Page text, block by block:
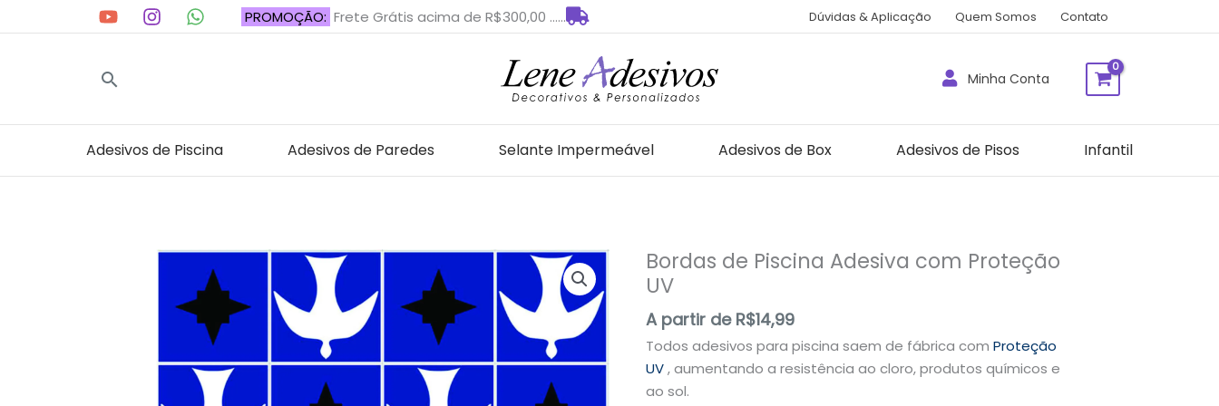
para
PROMOÇÃO: Frete Grátis acima de R$300,00 ...... Dúvidas & Aplicação Quem Somos Contato
Pesquisar Minha Conta
Adesivos de Piscina Adesivos de Paredes Selante Impermeável Adesivos de Box Adesivos de Pisos Infantil
Bordas de Piscina Adesiva com Proteção
UV
A partir de R$14,99
Todos adesivos para piscina saem de fábrica com Proteção
UV, aumentando a resistência ao cloro, produtos químicos e
ao sol.
Bordas
de
Adesiva
com
Proteção
UV